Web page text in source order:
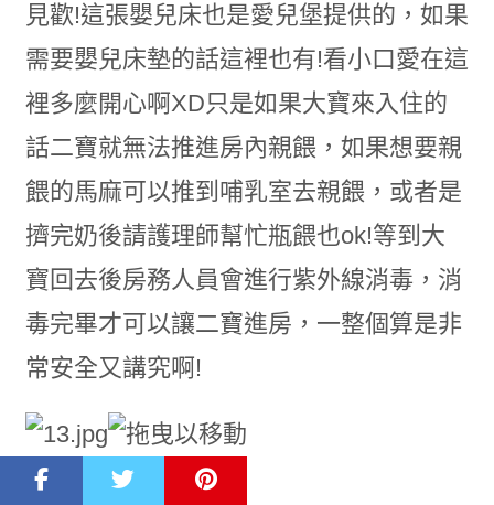
見歡!這張嬰兒床也是愛兒堡提供的，如果
需要嬰兒床墊的話這裡也有!看小口愛在這
裡多麼開心啊XD只是如果大寶來入住的
話二寶就無法推進房內親餵，如果想要親
餵的馬麻可以推到哺乳室去親餵，或者是
擠完奶後請護理師幫忙瓶餵也ok!等到大
寶回去後房務人員會進行紫外線消毒，消
毒完畢才可以讓二寶進房，一整個算是非
常安全又講究啊!